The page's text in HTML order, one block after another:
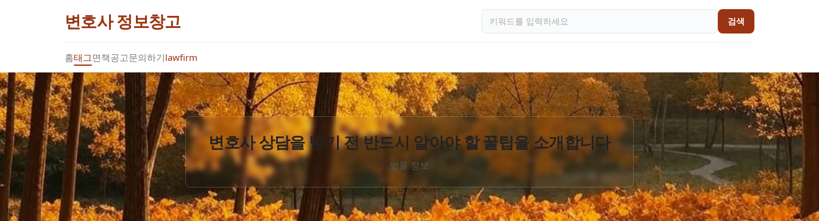
변호사 정보창고 검색
홈태그면책공고문의하기lawfirm
변호사 상담을 받기 전 반드시 알아야 할 꿀팁을 소개합니다
법률 정보